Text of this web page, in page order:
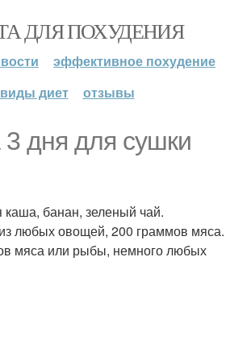
ДЛЯ ПОХУДЕНИЯ
эффективное похудение
виды диет
отзывы
дня для сушки
каша, банан, зеленый чай.
любых овощей, 200 граммов мяса.
мяса или рыбы, немного любых